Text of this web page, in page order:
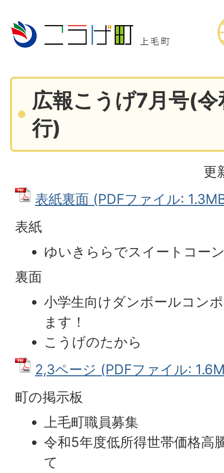
広報こうげ7月号(
行)
更
表紙裏面 (PDFファイル:
表紙
ゆいきららでスイートコー
裏面
小学生向けダンボールコン
ます！
こうげのたから
2,3ページ (PDFファイル:
町の掲示板
上毛町職員募集
令和5年度低所得世帯価格高
て